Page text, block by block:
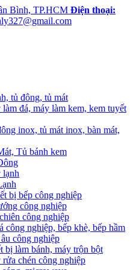
Bình, TP.HCM Điện thoại:
tủ đông, tủ mát
đá, máy làm kem, kem tuyết
inox, tủ mát inox, bàn mát,
Tủ bánh kem
lạnh
bị bếp công nghiệp
công nghiệp
công nghiệp
công nghiệp, bếp khè, bếp hầm
công nghiệp
bị làm bánh, máy trộn bột
chén công nghiệp